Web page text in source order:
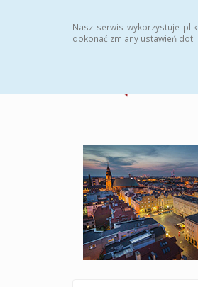
Nasz serwis wykorzystuje
dokonać zmiany ustawień